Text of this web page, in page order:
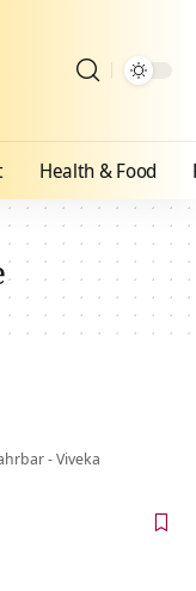
Health & Food
- Viveka